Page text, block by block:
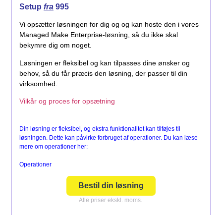
Setup fra 995
Vi opsætter løsningen for dig og og kan hoste den i vores
Managed Make Enterprise-løsning, så du ikke skal
bekymre dig om noget.
Løsningen er fleksibel og kan tilpasses dine ønsker og
behov, så du får præcis den løsning, der passer til din
virksomhed.
Vilkår og proces for opsætning
Din løsning er fleksibel, og ekstra funktionalitet kan tilføjes til
løsningen. Dette kan påvirke forbruget af operationer. Du kan læse
mere om operationer her:
Operationer
Bestil din løsning
Alle priser ekskl. moms.